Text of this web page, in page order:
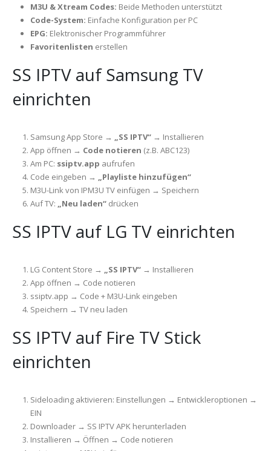
M3U & Xtream Codes: Beide Methoden unterstützt
Code-System: Einfache Konfiguration per PC
EPG: Elektronischer Programmführer
Favoritenlisten erstellen
SS IPTV auf Samsung TV
einrichten
Samsung App Store → „SS IPTV“→ Installieren
App öffnen → Code notieren (z.B. ABC123)
Am PC: ssiptv.app aufrufen
Code eingeben → „Playliste hinzufügen“
M3U-Link von IPM3U TV einfügen → Speichern
Auf TV: „Neu laden“drücken
SS IPTV auf LG TV einrichten
LG Content Store → „SS IPTV“→ Installieren
App öffnen → Code notieren
ssiptv.app → Code + M3U-Link eingeben
Speichern → TV neu laden
SS IPTV auf Fire TV Stick
einrichten
Sideloading aktivieren: Einstellungen → Entwickleroptionen →
EIN
Downloader → SS IPTV APK herunterladen
Installieren → Öffnen → Code notieren